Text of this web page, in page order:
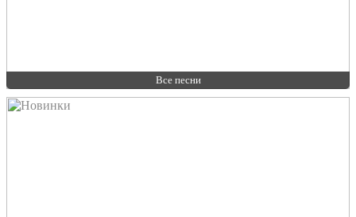
Все песни